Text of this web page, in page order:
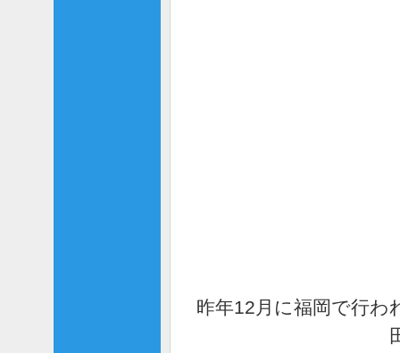
昨年12月に福岡で行わ